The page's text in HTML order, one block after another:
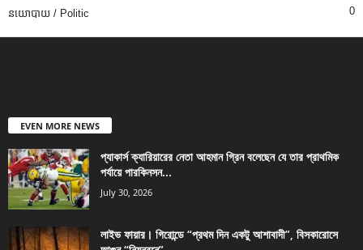
នយោបាយ / Politic 0
EVEN MORE NEWS
প্যাকার্স ক্যারিয়ারের নেতা আহমান গ্রিন বলেছেন যে তার প্রাথমিক
পর্যায়ে পারকিনসন...
July 30, 2026
লাইভ ফায়ার। গিরোন্ডে “প্রথম দিন একটু আশাবাদী”, বিসকারোসে